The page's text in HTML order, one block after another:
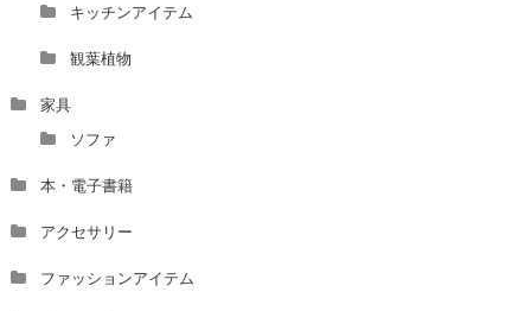
キッチンアイテム
観葉植物
家具
ソファ
本・電子書籍
アクセサリー
ファッションアイテム